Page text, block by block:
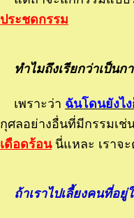
ประชดกรรม
ทำไมถึงเรียกว่าเป็นก
เพราะว่า ฉันโดนยังไ
กุศลอย่างอื่นที่มีกรรมเ
เดือดร้อนนี่แหละ เราจ
ถ้าเราไปเลี้ยงคนที่อ